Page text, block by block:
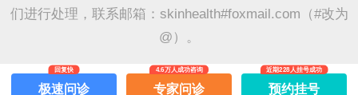
们进行处理，联系邮箱：skinhealth#foxmail.com（#改为
@）。
极速问诊
回复快
专家问诊
4.6万人成功咨询
预约挂号
近期228人挂号成功